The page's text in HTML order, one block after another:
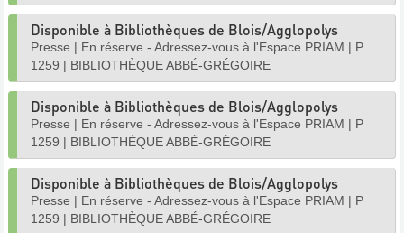
Disponible à Bibliothèques de Blois/Agglopolys
Presse | En réserve - Adressez-vous à l'Espace PRIAM | P
1259 | BIBLIOTHÈQUE ABBÉ-GRÉGOIRE
Disponible à Bibliothèques de Blois/Agglopolys
Presse | En réserve - Adressez-vous à l'Espace PRIAM | P
1259 | BIBLIOTHÈQUE ABBÉ-GRÉGOIRE
Disponible à Bibliothèques de Blois/Agglopolys
Presse | En réserve - Adressez-vous à l'Espace PRIAM | P
1259 | BIBLIOTHÈQUE ABBÉ-GRÉGOIRE